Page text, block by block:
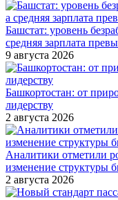
Башстат: уровень
средняя зарплата
9 августа 2026
Башкортостан: от
лидерству
2 августа 2026
Аналитики отметили
изменение структуры
2 августа 2026